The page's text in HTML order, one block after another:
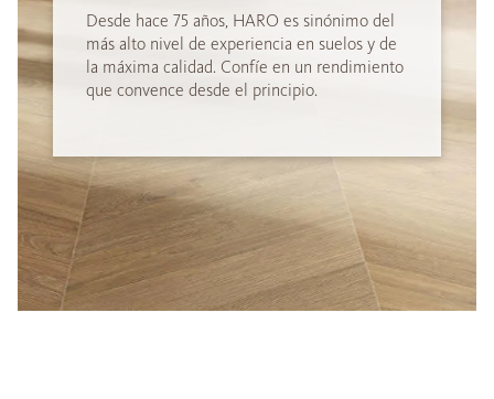
Desde hace 75 años, HARO es sinónimo del
más alto nivel de experiencia en suelos y de
la máxima calidad. Confíe en un rendimiento
que convence desde el principio.